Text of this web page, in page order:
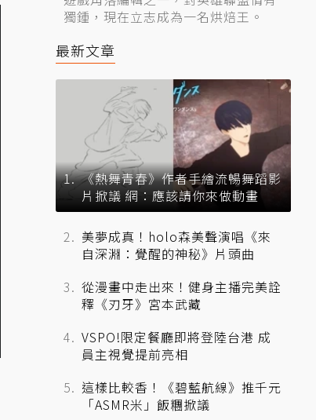
獨鍾，現在立志成為一名烘焙王。
最新文章
《熱舞青春》作者手繪流暢舞蹈影
片掀議 網：應該請你來做動畫
美夢成真！holo森美聲演唱《來
自深淵：覺醒的神秘》片頭曲
從漫畫中走出來！健身主播完美詮
釋《刃牙》宮本武藏
VSPO!限定餐廳即將登陸台港 成
員主視覺提前亮相
這樣比較香！《碧藍航線》推千元
「ASMR米」飯糰掀議